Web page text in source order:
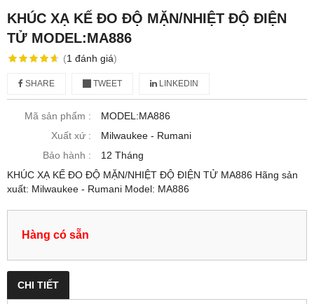
KHÚC XẠ KẾ ĐO ĐỘ MẶN/NHIỆT ĐỘ ĐIỆN
TỬ MODEL:MA886
(1 đánh giá)
SHARE TWEET LINKEDIN
Mã sản phẩm :
MODEL:MA886
Xuất xứ :
Milwaukee - Rumani
Bảo hành :
12 Tháng
KHÚC XẠ KẾ ĐO ĐỘ MẶN/NHIỆT ĐỘ ĐIỆN TỬ MA886 Hãng sản
xuất: Milwaukee - Rumani Model: MA886
Hàng có sẵn
CHI TIẾT